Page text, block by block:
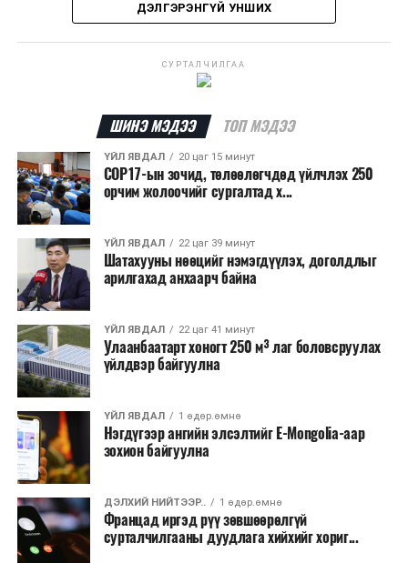
Албаныхны мэдээлснээр түймрийн нэг голомтыг
шатаасан гэх үндэслэлээр эрүүгийн хэрэг үүсгэн
шалтгааныг үргэлжлүүлэн тогтоож байгаа бөгөөд
аянгын улмаас үүсээгүй гэж үзэж байгаа аж.
Одоогоор АНУ даяар 13 мужид 90 гаруй томоохон ой,
хээрийн түймэр идэвхтэй үргэлжилж байгаагийн
талаас илүү нь Орегон болон Вашингтон мужид
бүртгэгдсэн байна. Цаг уурын байгууллагууд ойрын
өдрүүдэд агаарын температур дахин огцом
нэмэгдэж, хуурайшилт эрчимжих төлөвтэй байгааг
анхааруулсан бөгөөд энэ нь гал унтраах ажиллагаанд
шинэ сорилт учруулж болзошгүйг онцолжээ.
ДЭЛГЭРЭНГҮЙ УНШИХ
СУРТАЛЧИЛГАА
ШИНЭ МЭДЭЭ ТОП МЭДЭЭ
ҮЙЛ ЯВДАЛ 20 цаг 15 минут
COP17-ын зочид, төлөөлөгчдөд үйлчлэх 250
орчим жолоочийг сургалтад х...
ҮЙЛ ЯВДАЛ 22 цаг 39 минут
Шатахууны нөөцийг нэмэгдүүлэх, доголдлыг
арилгахад анхаарч байна
ҮЙЛ ЯВДАЛ 22 цаг 41 минут
Улаанбаатарт хоногт 250 м³ лаг боловсруулах
үйлдвэр байгуулна
ҮЙЛ ЯВДАЛ 1 өдөр.өмнө
Нэгдүгээр ангийн элсэлтийг E-Mongolia-аар
зохион байгуулна
ДЭЛХИЙ НИЙТЭЭР.. 1 өдөр.өмнө
Францад иргэд рүү зөвшөөрөлгүй
сурталчилгааны дуудлага хийхийг хориг...